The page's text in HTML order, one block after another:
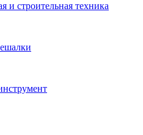
и строительная техника